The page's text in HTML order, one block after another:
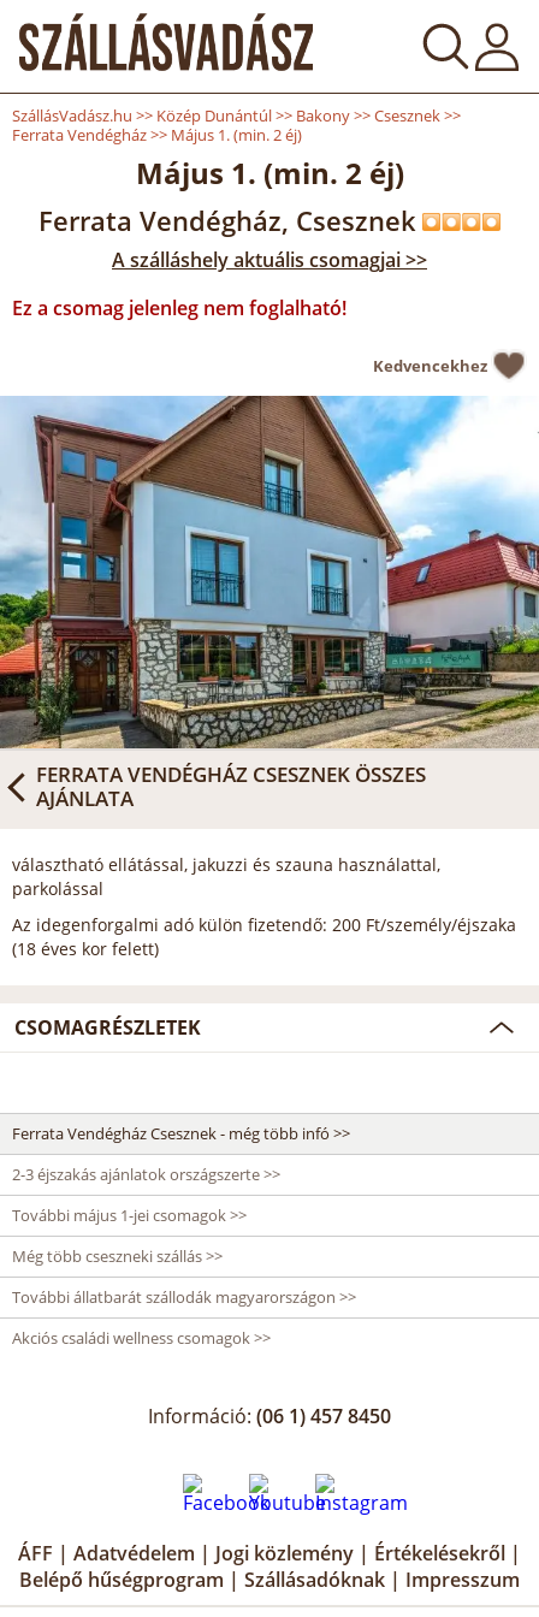
SzállásVadász.hu >> Közép Dunántúl>> Bakony>>Csesznek>>
Ferrata Vendégház>> Május 1. (min. 2 éj)
Május 1. (min. 2 éj)
Ferrata Vendégház, Csesznek
A szálláshely aktuális csomagjai >>
Ez a csomag jelenleg nem foglalható!
Kedvencekhez
FERRATA VENDÉGHÁZ CSESZNEK ÖSSZES
AJÁNLATA
választható ellátással, jakuzzi és szauna használattal,
parkolással
Az idegenforgalmi adó külön fizetendő: 200 Ft/személy/éjszaka
(18 éves kor felett)
CSOMAGRÉSZLETEK
Ferrata Vendégház Csesznek - még több infó >>
2-3 éjszakás ajánlatok országszerte >>
További május 1-jei csomagok >>
Még több cseszneki szállás >>
További állatbarát szállodák magyarországon >>
Akciós családi wellness csomagok >>
Információ: (06 1) 457 8450
ÁFF | Adatvédelem | Jogi közlemény | Értékelésekről |
Belépő hűségprogram | Szállásadóknak | Impresszum